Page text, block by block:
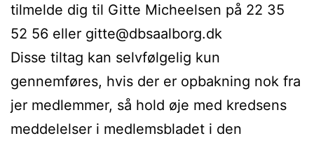
tilmelde dig til Gitte Micheelsen på 22 35
52 56 eller gitte@dbsaalborg.dk
Disse tiltag kan selvfølgelig kun
gennemføres, hvis der er opbakning nok fra
jer medlemmer, så hold øje med kredsens
meddelelser i medlemsbladet i den